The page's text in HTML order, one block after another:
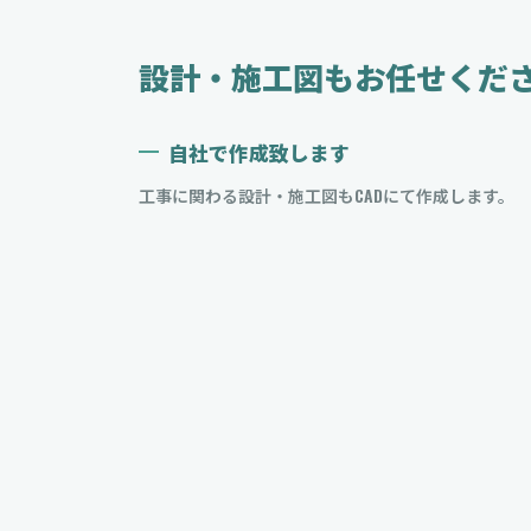
設計・施工図もお任せくだ
自社で作成致します
工事に関わる設計・施工図もCADにて作成します。